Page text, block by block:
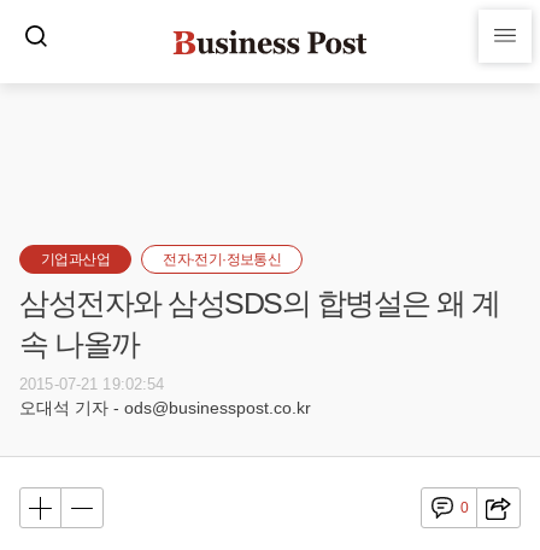
기업과산업 전자·전기·정보통신
삼성전자와 삼성SDS의 합병설은 왜 계
속 나올까
2015-07-21 19:02:54
오대석 기자 - ods@businesspost.co.kr
0